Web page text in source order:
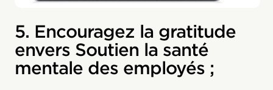
5. Encouragez la gratitude
envers Soutien la santé
mentale des employés ;